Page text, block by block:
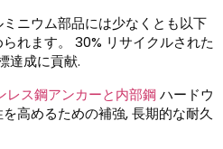
ニウム部品には少なくとも以下
れます。 30% リサイクルされた
達成に貢献.
レス鋼アンカーと内部鋼ハードウ
高めるための補強, 長期的な耐久